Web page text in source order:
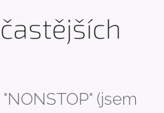
(jsem